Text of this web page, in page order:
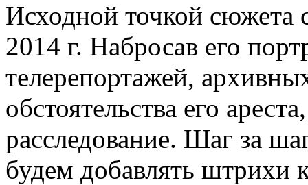
Исходной точкой сюжета
2014 г. Набросав его
телерепортажей,
обстоятельства его
расследование. Шаг за
будем добавлять штрихи